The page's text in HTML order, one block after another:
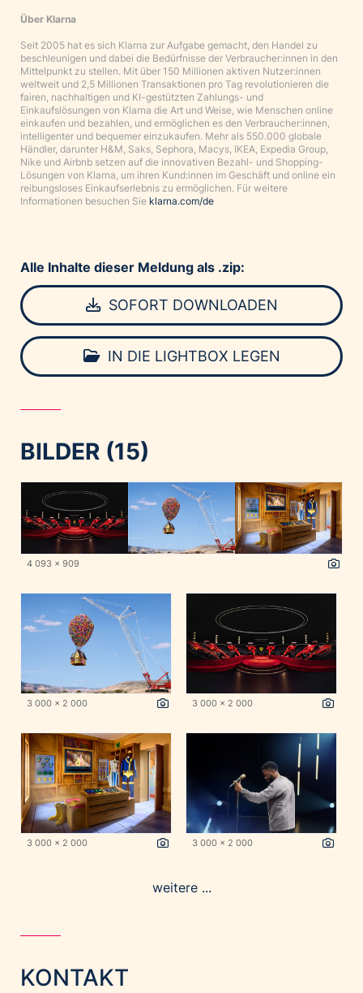
Über Klarna
Seit 2005 hat es sich Klarna zur Aufgabe gemacht, den Handel zu
beschleunigen und dabei die Bedürfnisse der Verbraucher:innen in den
Mittelpunkt zu stellen. Mit über 150 Millionen aktiven Nutzer:innen
weltweit und 2,5 Millionen Transaktionen pro Tag revolutionieren die
fairen, nachhaltigen und KI-gestützten Zahlungs- und
Einkaufslösungen von Klarna die Art und Weise, wie Menschen online
einkaufen und bezahlen, und ermöglichen es den Verbraucher:innen,
intelligenter und bequemer einzukaufen. Mehr als 550.000 globale
Händler, darunter H&M, Saks, Sephora, Macys, IKEA, Expedia Group,
Nike und Airbnb setzen auf die innovativen Bezahl- und Shopping-
Lösungen von Klarna, um ihren Kund:innen im Geschäft und online ein
reibungsloses Einkaufserlebnis zu ermöglichen. Für weitere
Informationen besuchen Sie klarna.com/de
Alle Inhalte dieser Meldung als .zip:
SOFORT DOWNLOADEN
IN DIE LIGHTBOX LEGEN
BILDER (15)
4 093 x 909
3 000 x 2 000 3 000 x 2 000
3 000 x 2 000 3 000 x 2 000
weitere ...
KONTAKT